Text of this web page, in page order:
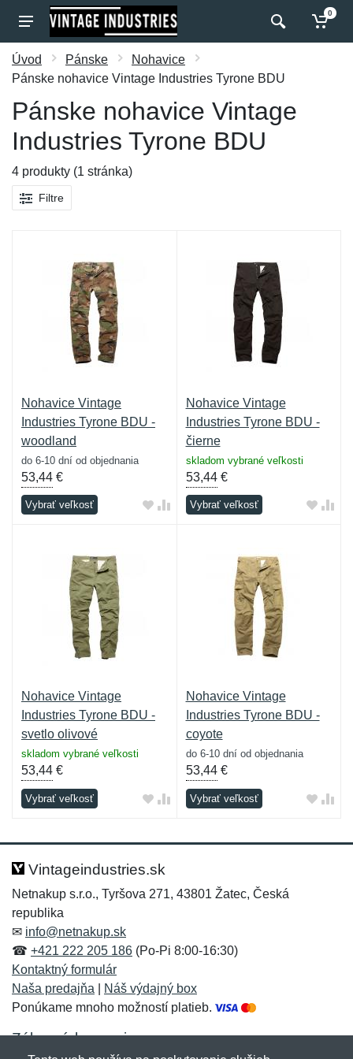
0
Úvod Pánske
Nohavice
Pánske nohavice Vintage Industries Tyrone BDU
Pánske nohavice Vintage
Industries Tyrone BDU
4 produkty (1 stránka)
Filtre
Nohavice Vintage
Industries Tyrone BDU -
woodland
do 6-10 dní od objednania
53,44 €
Vybrať veľkosť
Nohavice Vintage
Industries Tyrone BDU -
čierne
skladom vybrané veľkosti
53,44€
Vybrať veľkosť
Nohavice Vintage
Industries Tyrone BDU -
svetlo olivové
skladom vybrané veľkosti
53,44 €
Vybrať veľkosť
Nohavice Vintage
Industries Tyrone BDU -
coyote
do 6-10 dní od objednania
53,44€
Vybrať veľkosť
Vintageindustries.sk
Netnakup s.r.o., Tyršova 271, 43801 Žatec, Česká
republika
✉ info@netnakup.sk
☎ +421 222 205 186 (Po-Pi 8:00-16:30)
Kontaktný formulár
Naša predajňa
Náš výdajný box
Ponúkame mnoho možností platieb.
Zákaznícky servis